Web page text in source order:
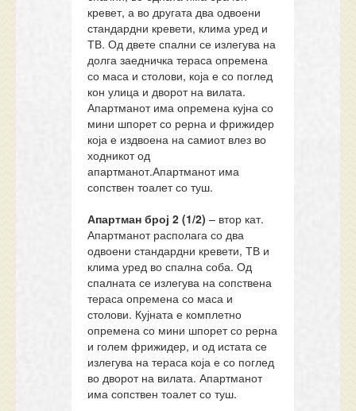
кревет, а во другата два одвоени
стандардни кревети, клима уред и
ТВ. Од двете спални се излегува на
долга заедничка тераса опремена
со маса и столови, која е со поглед
кон улица и дворот на вилата.
Апартманот има опремена кујна со
мини шпорет со рерна и фрижидер
која е издвоена на самиот влез во
ходникот од
апартманот.Апартманот има
сопствен тоалет со туш.
Апартман број 2(1/2)– втор кат.
Апартманот располага со два
одвоени стандардни кревети, ТВ и
клима уред во спална соба. Од
спалната се излегува на сопствена
тераса опремена со маса и
столови. Кујната е комплетно
опремена со мини шпорет со рерна
и голем фрижидер, и од истата се
излегува на тераса која е со поглед
во дворот на вилата. Апартманот
има сопствен тоалет со туш.